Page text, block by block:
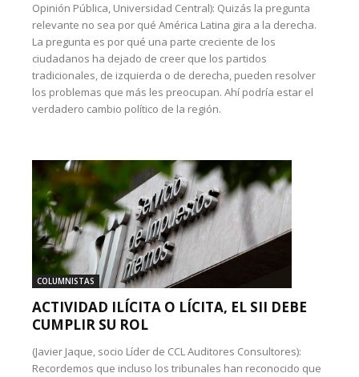
Opinión Pública, Universidad Central): Quizás la pregunta
relevante no sea por qué América Latina gira a la derecha.
La pregunta es por qué una parte creciente de los
ciudadanos ha dejado de creer que los partidos
tradicionales, de izquierda o de derecha, pueden resolver
los problemas que más les preocupan. Ahí podría estar el
verdadero cambio político de la región.
COLUMNISTAS
ACTIVIDAD ILÍCITA O LÍCITA, EL SII DEBE
CUMPLIR SU ROL
(Javier Jaque, socio Líder de CCL Auditores Consultores):
Recordemos que incluso los tribunales han reconocido que